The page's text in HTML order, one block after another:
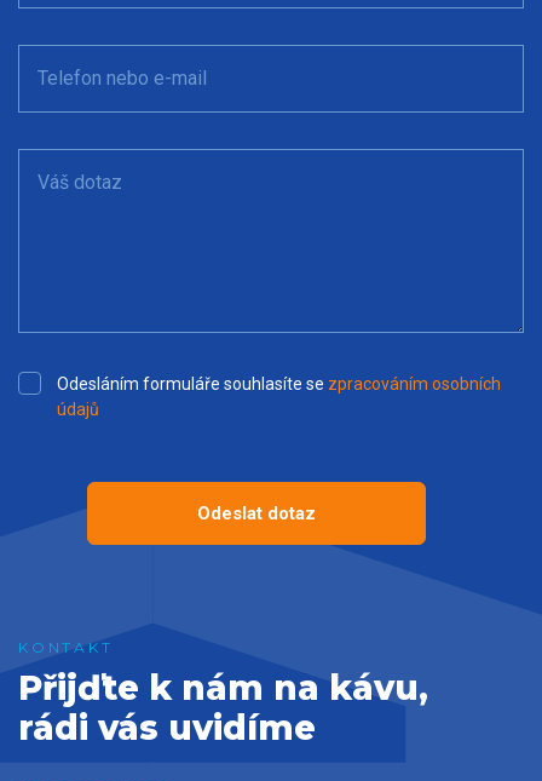
Telefon nebo e-mail
Váš dotaz
Odesláním formuláře souhlasíte se zpracováním osobních
údajů
Odeslat dotaz
Přijďte k nám na kávu,
rádi vás uvidíme